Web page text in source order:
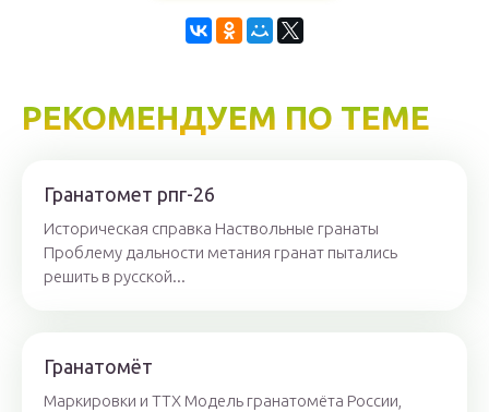
РЕКОМЕНДУЕМ ПО ТЕМЕ
Гранатомет рпг-26
Историческая справка Наствольные гранаты
Проблему дальности метания гранат пытались
решить в русской...
Гранатомёт
Маркировки и ТТХ Модель гранатомёта России,